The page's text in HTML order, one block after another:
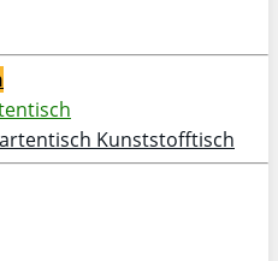
Kunststofftisch